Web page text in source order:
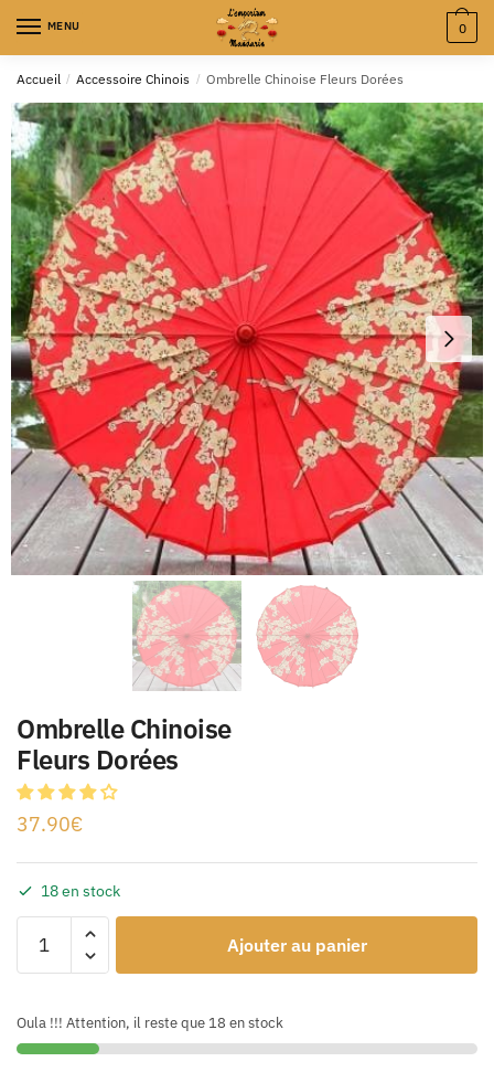
MENU 0
Accueil / Accessoire Chinois / Ombrelle Chinoise Fleurs Dorées
Ombrelle Chinoise
Fleurs Dorées
37.90€
18 en stock
Ajouter au panier
Oula !!! Attention, il reste que 18 en stock